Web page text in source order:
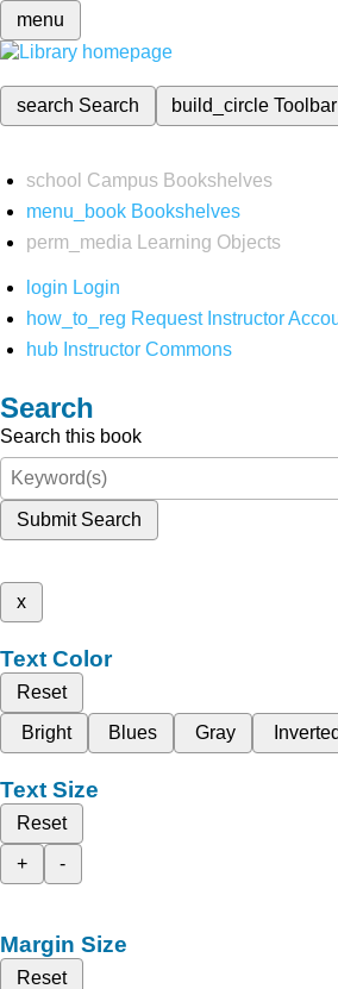
menu
search Search build_circleToolbar
school Campus Bookshelves
menu_book Bookshelves
perm_media
Learning Objects
login Login
how_to_reg Request Instructor
hub Instructor Commons
Search
Search this book
Submit Search
x
Text Color
Reset
Bright
Blues Gray Inverted
Text Size
Reset
+
-
Margin Size
Reset